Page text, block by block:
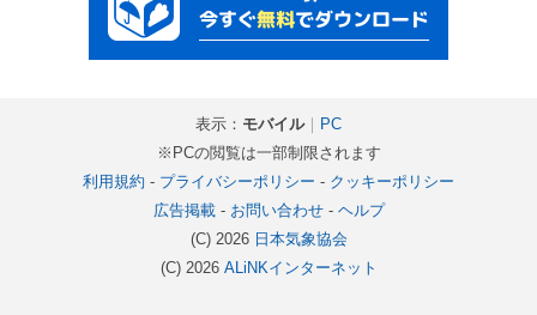
表示： モバイル｜ PC
※PCの閲覧は一部制限されます
利用規約 - プライバシーポリシー - クッキーポリシー
広告掲載- お問い合わせ- ヘルプ
(C) 2026 日本気象協会
(C) 2026 ALiNKインターネット